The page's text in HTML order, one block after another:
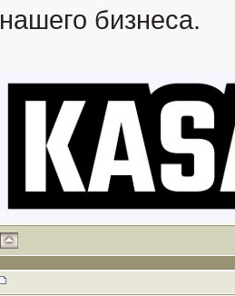
нашего бизнеса.